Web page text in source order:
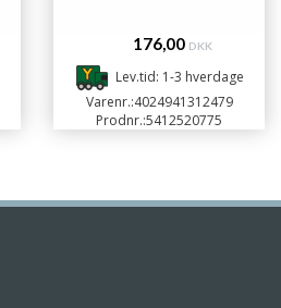
176,00 DKK
Lev.tid: 1-3 hverdage
Varenr.:4024941312479
Prodnr.:5412520775